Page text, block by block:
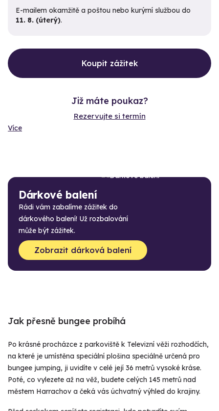
E-mailem okamžitě a poštou nebo kurýrní službou do
11. 8. (úterý).
Koupit zážitek
Již máte poukaz?
Rezervujte si termín
Více
Dárkové balení
Rádi vám zabalíme zážitek do
dárkového balení! Už rozbalování
může být zážitek.
Zobrazit dárková balení
Jak přesně bungee probíhá
Po krásné procházce z parkoviště k Televizní věži rozhodčích,
na které je umístěna speciální plošina speciálně určená pro
bungee jumping, ji uvidíte v celé její 36 metrů vysoké kráse.
Poté, co vylezete až na věž, budete celých 145 metrů nad
městem Harrachov a čeká vás úchvatný výhled do krajiny.